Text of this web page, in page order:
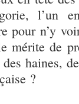
l’un
pour n’y
mérite de
haines,
?